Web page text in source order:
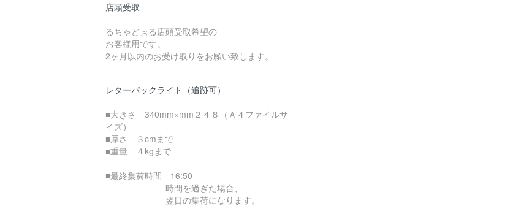
店頭受取
るちゃどぉる店頭受取希望の
お客様用です。
2ヶ月以内のお受け取りをお願い致します。
レターパックライト（追跡可）
■大きさ 340mm×mm２４８（Ａ４ファイルサ
イズ）
■厚さ ３cmまで
■重量 ４kgまで
■最終集荷時間 16:50
時間を過ぎた場合、
翌日の集荷になります。